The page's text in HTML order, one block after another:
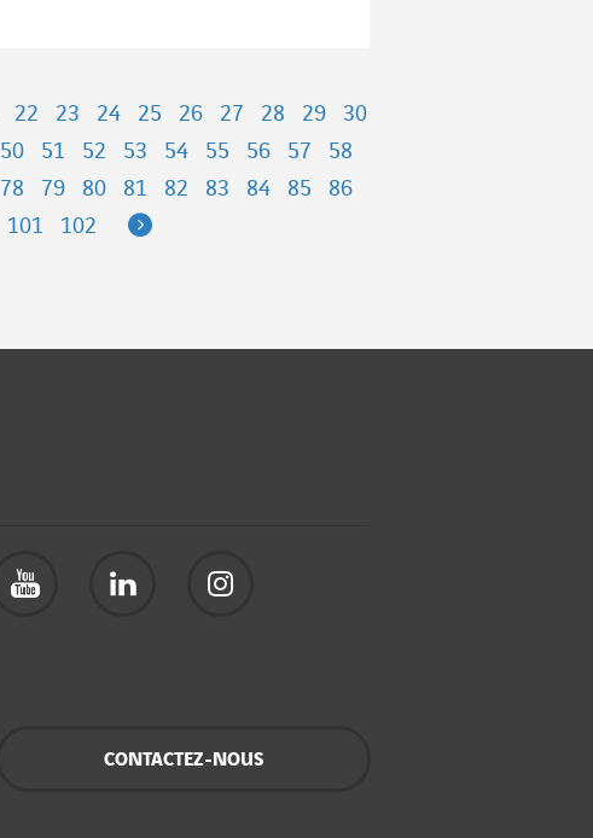
22 23 24 25 26 27 28 29
30
50 51 52 53 54 55 56 57
58
78 79 80 81 82 83 84 85
86
101 102 Next
CONTACTEZ-NOUS